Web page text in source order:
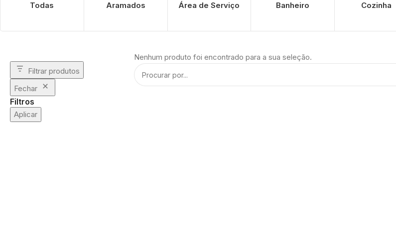
Todas Aramados Área de Serviço Banheiro Cozinha
Filtrar produtos
Fechar
Filtros
Aplicar
Nenhum produto foi encontrado para a sua seleção.